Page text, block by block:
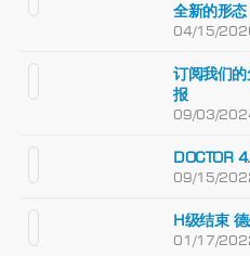
全新的形态
04/15/
订阅我们
报
09/03/
DOCTOR
09/15/
H级结束
01/17/